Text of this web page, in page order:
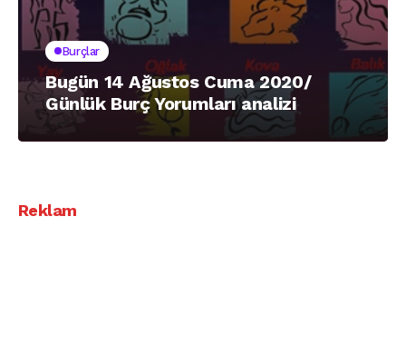
Burçlar
Bugün 14 Ağustos Cuma 2020/
Günlük Burç Yorumları analizi
Reklam